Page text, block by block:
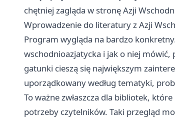
chętniej zagląda w stronę Azji
Wprowadzenie do literatury z Azji
Program wygląda na bardzo
wschodnioazjatycka i jak o niej mówić,
gatunki cieszą się największym
uporządkowany według tematyki,
To ważne zwłaszcza dla bibliotek,
potrzeby czytelników. Taki przegląd